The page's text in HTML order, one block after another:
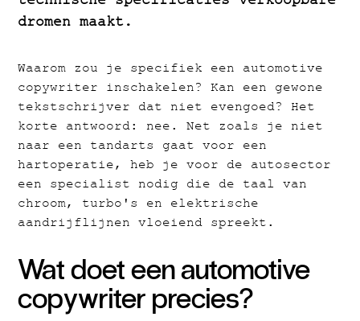
dromen maakt.
Waarom zou je specifiek een automotive
copywriter inschakelen? Kan een gewone
tekstschrijver dat niet evengoed? Het
korte antwoord: nee. Net zoals je niet
naar een tandarts gaat voor een
hartoperatie, heb je voor de autosector
een specialist nodig die de taal van
chroom, turbo's en elektrische
aandrijflijnen vloeiend spreekt.
Wat doet een automotive
copywriter precies?